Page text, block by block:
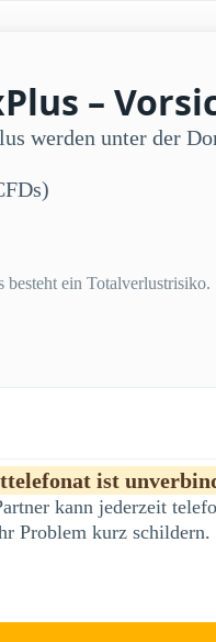
–
werden unter der
besteht ein Totalverlustrisiko.
ist
kann jederzeit
Problem kurz schildern.